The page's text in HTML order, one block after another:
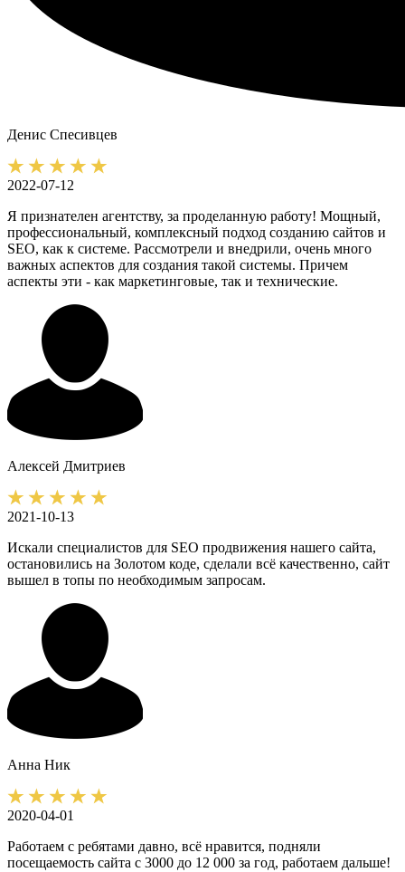
Денис Спесивцев
2022-07-12
Я признателен агентству, за проделанную работу! Мощный,
профессиональный, комплексный подход созданию сайтов и
SEO, как к системе. Рассмотрели и внедрили, очень много
важных аспектов для создания такой системы. Причем
аспекты эти - как маркетинговые, так и технические.
Алексей Дмитриев
2021-10-13
Искали специалистов для SEO продвижения нашего сайта,
остановились на Золотом коде, сделали всё качественно, сайт
вышел в топы по необходимым запросам.
Анна Ник
2020-04-01
Работаем с ребятами давно, всё нравится, подняли
посещаемость сайта с 3000 до 12 000 за год, работаем дальше!